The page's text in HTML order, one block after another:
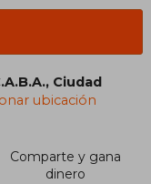
Ciudad
ubicación
Comparte y gana
dinero